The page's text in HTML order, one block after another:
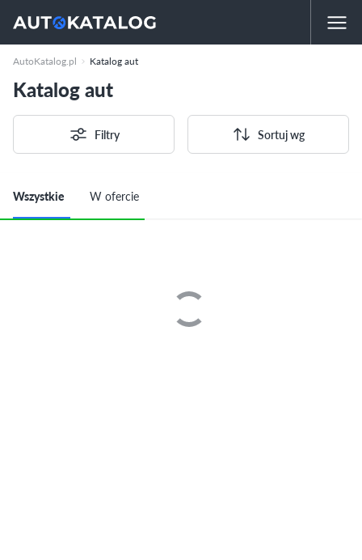
AutoKatalog.pl Katalog aut
Katalog aut
Filtry Sortuj wg
Wszystkie W ofercie